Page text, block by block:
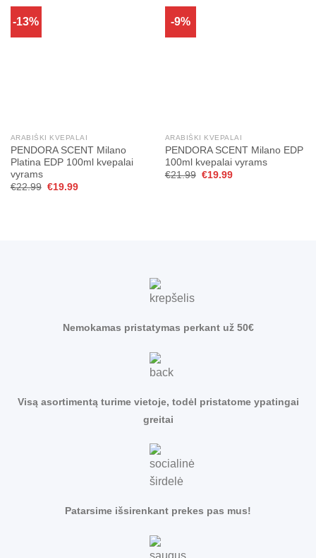
-13%
ARABIŠKI KVEPALAI
PENDORA SCENT Milano
Platina EDP 100ml kvepalai
vyrams
€22.99 Original
€19.99Current
-9%
ARABIŠKI KVEPALAI
PENDORA SCENT Milano EDP
100ml kvepalai vyrams
€21.99 Original
€19.99Current
Nemokamas pristatymas perkant už 50€
Visą asortimentą turime vietoje, todėl pristatome ypatingai
greitai
Patarsime išsirenkant prekes pas mus!